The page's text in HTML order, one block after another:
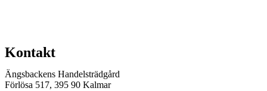
Kontakt
Ängsbackens Handelsträdgård
Förlösa 517, 395 90 Kalmar